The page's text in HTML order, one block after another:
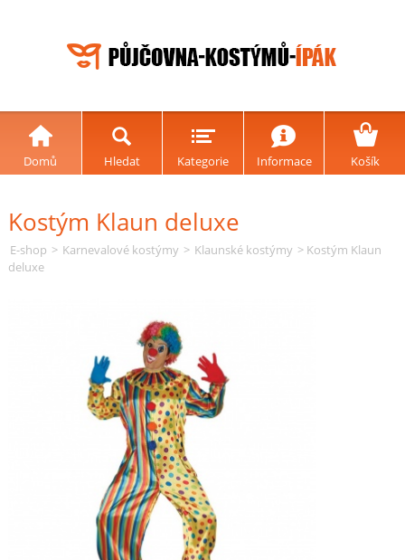
Domů Hledat Kategorie Informace Košík
Kostým Klaun deluxe
E-shop > Karnevalové kostýmy > Klaunské kostýmy > Kostým Klaun
deluxe